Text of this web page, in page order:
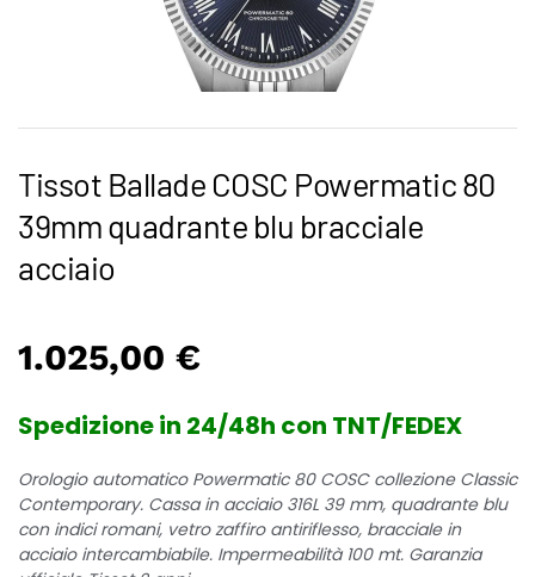
Tissot Ballade COSC Powermatic 80
39mm quadrante blu bracciale
acciaio
1.025,00 €
Spedizione in 24/48h con TNT/FEDEX
Orologio automatico Powermatic 80 COSC collezione Classic
Contemporary. Cassa in acciaio 316L 39 mm, quadrante blu
con indici romani, vetro zaffiro antiriflesso, bracciale in
acciaio intercambiabile. Impermeabilità 100 mt. Garanzia